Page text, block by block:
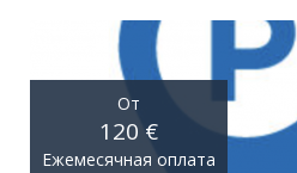
От
120 €
Ежемесячная оплата